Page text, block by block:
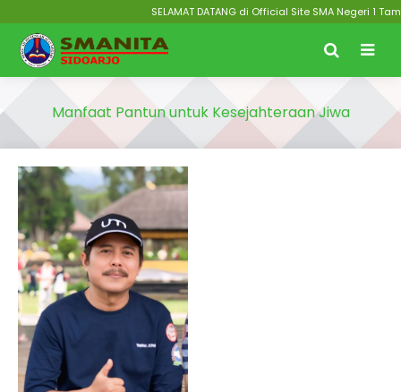
SELAMAT DATANG di Official Site SMA Negeri 1
Manfaat Pantun untuk Kesejahteraan Jiwa